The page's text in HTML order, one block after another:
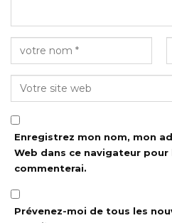
Enregistrez mon nom, mon
Web dans ce navigateur
commenterai.
Prévenez-moi de tous les